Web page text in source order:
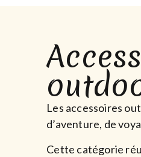
Les accessoires
d’aventure, de
Cette catégorie